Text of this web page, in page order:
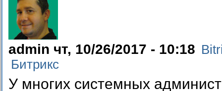
admin чт, 10/26/2017 - 10:18
Битрикс
У многих системных